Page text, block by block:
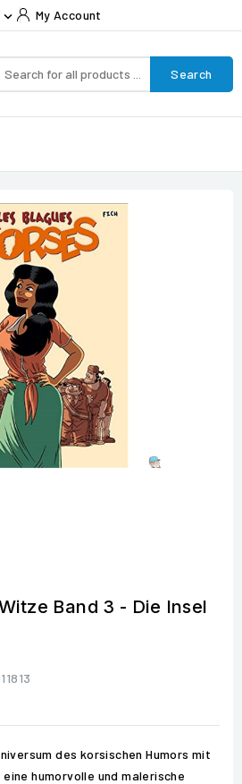
 My Account
Search
Band 3 - Die Insel
des korsischen Humors mit
humorvolle und malerische